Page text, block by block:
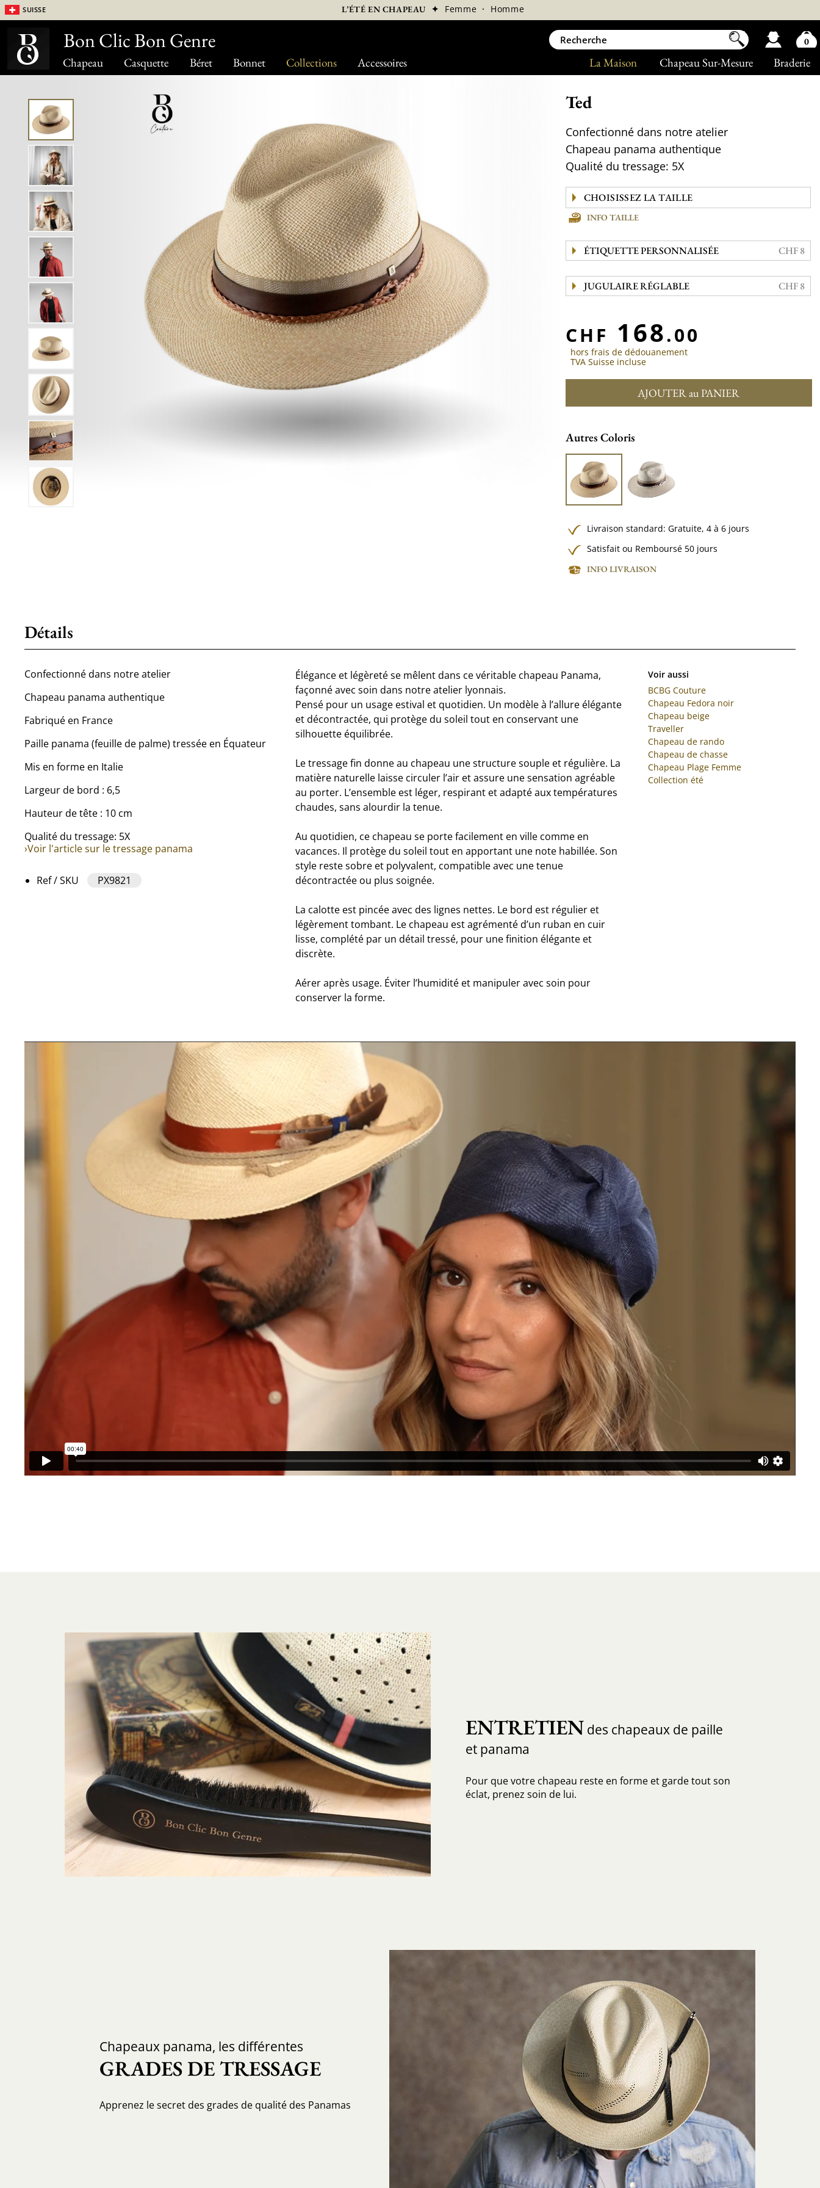
Chapeau Casquette Béret Bonnet Collections Accessoires Braderie
Chapeau Sur-Mesure
La Maison
Suisse L’ÉTÉ EN CHAPEAU ✦ Femme · Homme
Ted
Confectionné dans notre atelier
Chapeau panama authentique
Qualité du tressage: 5X
INFO TAILLE
ÉTIQUETTE PERSONNALISÉE CHF 8
JUGULAIRE RÉGLABLE CHF 8
CHF 168.00
hors frais de dédouanement
TVA Suisse incluse
AJOUTER au PANIER
Autres Coloris
Livraison standard:Gratuite,4 à 6 jours
Satisfait ou Remboursé 50 jours
INFO LIVRAISON
Détails
Confectionné dans notre atelier
Chapeau panama authentique
Fabriqué en France
Paille panama (feuille de palme) tressée en Équateur
Mis en forme en Italie
Largeur de bord : 6,5
Hauteur de tête : 10 cm
Qualité du tressage: 5X
›Voir l'article sur le tressage panama
Ref / SKU PX9821
Élégance et légèreté se mêlent dans ce véritable chapeau Panama,
façonné avec soin dans notre atelier lyonnais.
Pensé pour un usage estival et quotidien. Un modèle à l’allure élégante
et décontractée, qui protège du soleil tout en conservant une
silhouette équilibrée.
Le tressage fin donne au chapeau une structure souple et régulière. La
matière naturelle laisse circuler l’air et assure une sensation agréable
au porter. L’ensemble est léger, respirant et adapté aux températures
chaudes, sans alourdir la tenue.
Au quotidien, ce chapeau se porte facilement en ville comme en
vacances. Il protège du soleil tout en apportant une note habillée. Son
style reste sobre et polyvalent, compatible avec une tenue
décontractée ou plus soignée.
La calotte est pincée avec des lignes nettes. Le bord est régulier et
légèrement tombant. Le chapeau est agrémenté d’un ruban en cuir
lisse, complété par un détail tressé, pour une finition élégante et
discrète.
Aérer après usage. Éviter l’humidité et manipuler avec soin pour
conserver la forme.
Voir aussi
BCBG Couture
Chapeau Fedora noir
Chapeau beige
Traveller
Chapeau de rando
Chapeau de chasse
Chapeau Plage Femme
Collection été
ENTRETIEN des chapeaux de paille
et panama
Pour que votre chapeau reste en forme et garde tout son
éclat, prenez soin de lui.
Chapeaux panama, les différentes
GRADES DE TRESSAGE
Apprenez le secret des grades de qualité des Panamas
Bon Clic Bon Genre 0